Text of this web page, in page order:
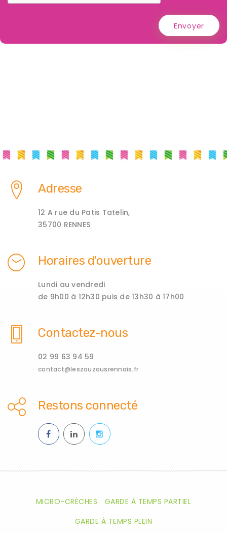
Envoyer
Adresse
12 A rue du Patis Tatelin,
35700 RENNES
Horaires d'ouverture
Lundi au vendredi
de 9h00 à 12h30 puis de 13h30 à 17h00
Contactez-nous
02 99 63 94 59
contact@leszouzousrennais.fr
Restons connecté
MICRO-CRÈCHES
GARDE À TEMPS PARTIEL
GARDE À TEMPS PLEIN